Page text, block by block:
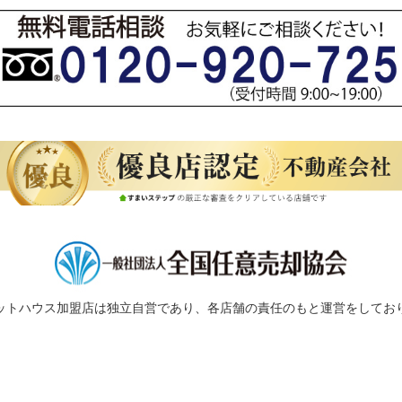
ハウス加盟店は独立自営であり、各店舗の責任のもと運営をしてお